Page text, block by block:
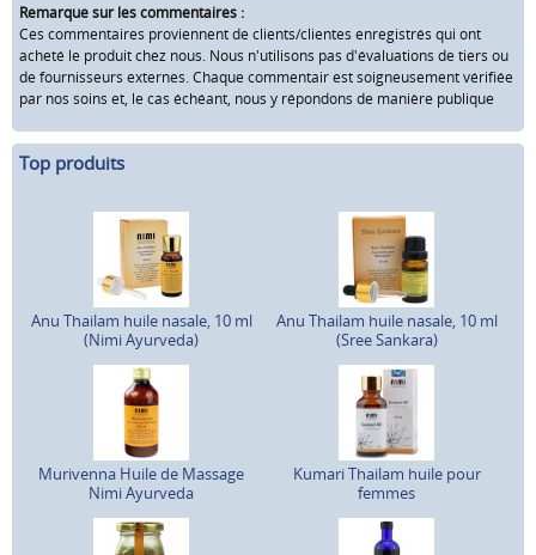
Remarque sur les commentaires :
Ces commentaires proviennent de clients/clientes enregistrés qui ont
acheté le produit chez nous. Nous n'utilisons pas d'évaluations de tiers ou
de fournisseurs externes. Chaque commentair est soigneusement vérifiée
par nos soins et, le cas échéant, nous y répondons de manière publique
Top produits
Anu Thailam huile nasale, 10 ml
(Nimi Ayurveda)
Anu Thailam huile nasale, 10 ml
(Sree Sankara)
Murivenna Huile de Massage
Nimi Ayurveda
Kumari Thailam huile pour
femmes